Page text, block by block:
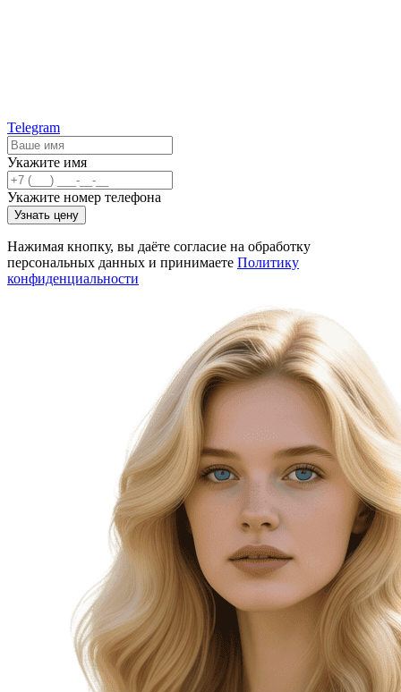
Telegram
Укажите имя
Укажите номер телефона
Узнать цену
Нажимая кнопку, вы даёте согласие на обработку
персональных данных и принимаете Политику
конфиденциальности